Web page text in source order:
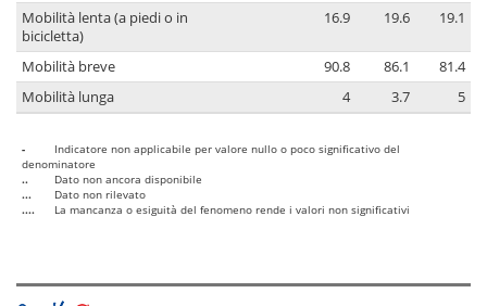
Mobilità lenta (a piedi o in
bicicletta)
16.9 19.6 19.1
Mobilità breve 90.8 86.1
81.4
Mobilità lunga
4 3.7 5
-
Indicatore non applicabile per valore nullo o poco significativo del
denominatore
..
Dato non ancora disponibile
...
Dato non rilevato
....
La mancanza o esiguità del fenomeno rende i valori non significativi